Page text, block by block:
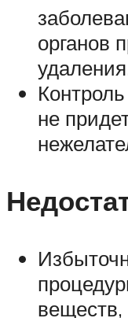
органов
не
веществ,